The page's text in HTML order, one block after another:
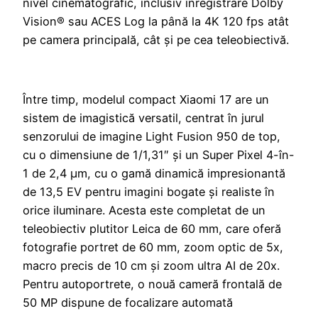
Vision® sau ACES Log la până la 4K 120 fps atât
pe camera principală, cât și pe cea teleobiectivă.
Între timp, modelul compact Xiaomi 17 are un
sistem de imagistică versatil, centrat în jurul
senzorului de imagine Light Fusion 950 de top,
cu o dimensiune de 1/1,31″ și un Super Pixel 4-în-
1 de 2,4 μm, cu o gamă dinamică impresionantă
de 13,5 EV pentru imagini bogate și realiste în
orice iluminare. Acesta este completat de un
teleobiectiv plutitor Leica de 60 mm, care oferă
fotografie portret de 60 mm, zoom optic de 5x,
macro precis de 10 cm și zoom ultra AI de 20x.
Pentru autoportrete, o nouă cameră frontală de
50 MP dispune de focalizare automată